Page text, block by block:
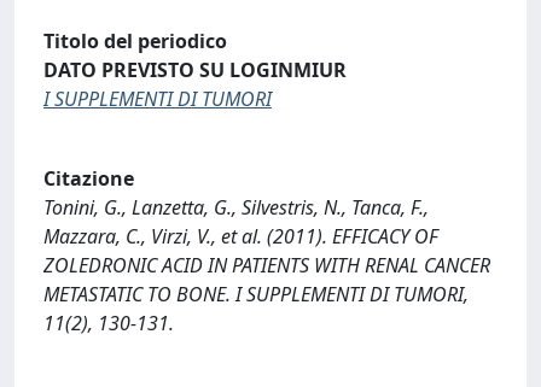
Titolo del periodico
DATO PREVISTO SU LOGINMIUR
I SUPPLEMENTI DI TUMORI
Citazione
Tonini, G., Lanzetta, G., Silvestris, N., Tanca, F.,
Mazzara, C., Virzi, V., et al. (2011). EFFICACY OF
ZOLEDRONIC ACID IN PATIENTS WITH RENAL CANCER
METASTATIC TO BONE. I SUPPLEMENTI DI TUMORI,
11(2), 130-131.